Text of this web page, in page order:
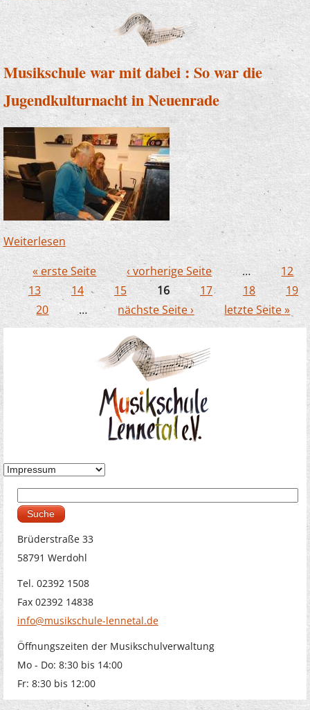
Musikschule war mit dabei : So war die
Jugendkulturnacht in Neuenrade
Weiterlesen über Musikschule war mit dabei : So war die
Jugendkulturnacht in Neuenrade
Seiten
« erste Seite ‹ vorherige Seite …
12
13
14 15 16 17 18
19
20
… nächste Seite › letzte Seite »
Suchformular
Brüderstraße 33
58791 Werdohl
Tel. 02392 1508
Fax 02392 14838
info@musikschule-lennetal.de
Öffnungszeiten der Musikschulverwaltung
Mo - Do: 8:30 bis 14:00
Fr: 8:30 bis 12:00